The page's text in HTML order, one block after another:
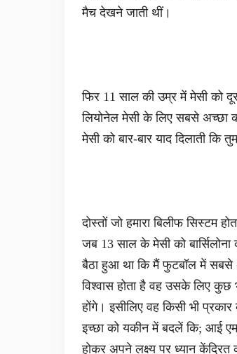
मैच देखने जाती थीं।
फिर 11 साल की उम्र में मेसी को
लियोनेल मेसी के लिए सबसे अच्छा
मेसी को बार-बार याद दिलाती कि
दोस्तों जो हमारा बिलीफ सिस्टम
जब 13 साल के मेसी को
बैठा हुआ था कि मैं फुटबॉल में सबसे
विश्वास होता है वह उसके लिए
होंगे। इसीलिए वह किसी भी
इच्छा को यकीन में बदलें कि; आई
होकर अपने लक्ष्य पर ध्यान केंद्रित